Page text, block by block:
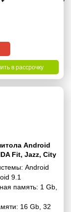
в рассрочку
Android
Fit, Jazz, City
(Auto Air-
/ Right
Android
9.1
память: 1 Gb
16 Gb ,32